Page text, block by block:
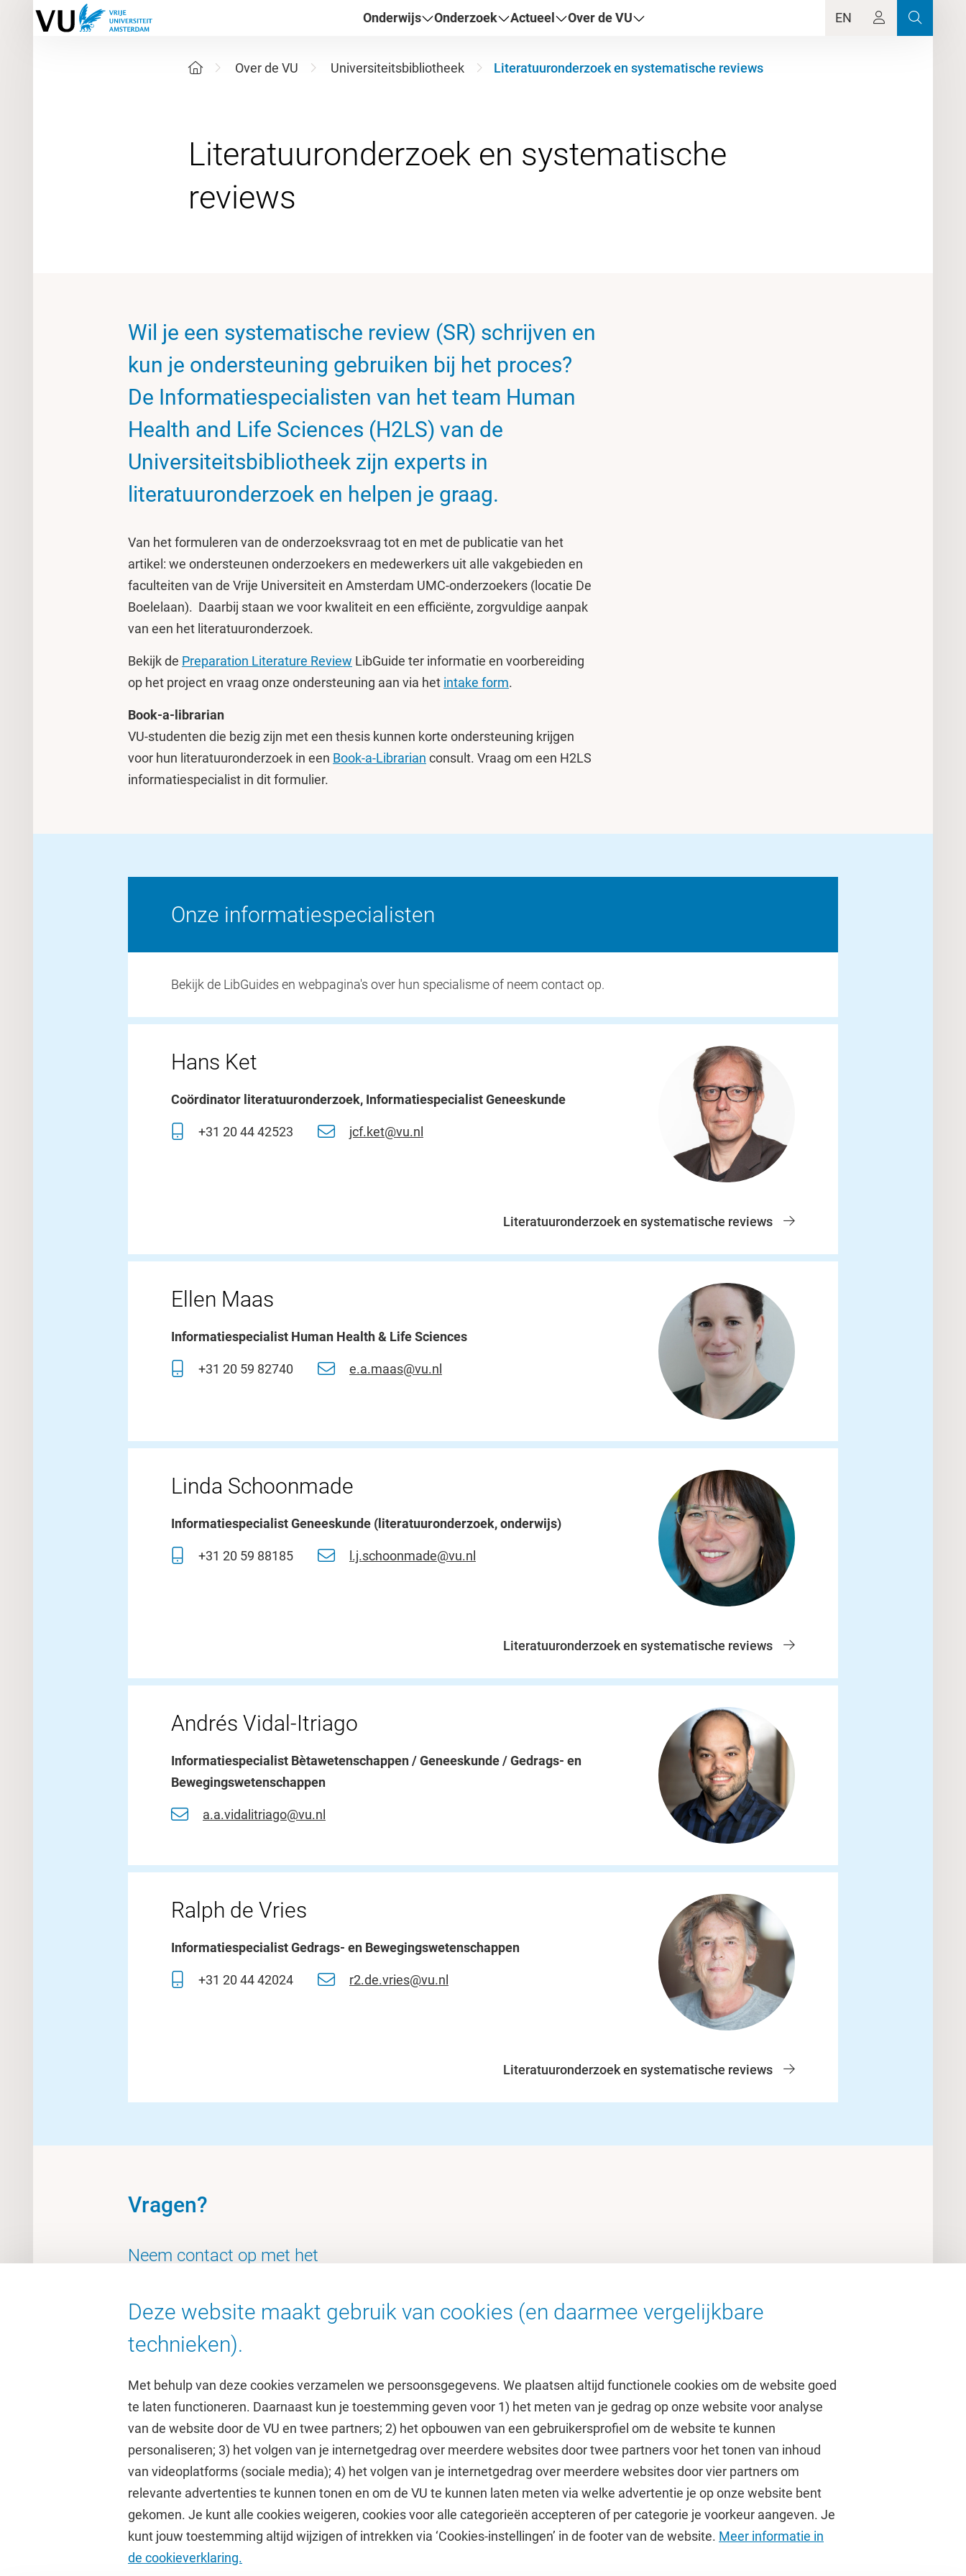
Onderwijs Onderzoek Actueel Over de VU EN
Over de VU Universiteitsbibliotheek Literatuuronderzoek en systematische reviews
Literatuuronderzoek en systematische
Wil je een systematische review (SR) schrijven en
kun je ondersteuning gebruiken bij het proces?
De Informatiespecialisten van het team Human
Health and Life Sciences (H2LS) van de
Universiteitsbibliotheek zijn experts in
literatuuronderzoek en helpen je graag.
Van het formuleren van de onderzoeksvraag tot en met de publicatie van het
artikel: we ondersteunen onderzoekers en medewerkers uit alle vakgebieden en
faculteiten van de Vrije Universiteit en Amsterdam UMC-onderzoekers (locatie De
Boelelaan). Daarbij staan we voor kwaliteit en een efficiënte, zorgvuldige aanpak
van een het literatuuronderzoek.
Bekijk de Preparation Literature Review LibGuide ter informatie en voorbereiding
op het project en vraag onze ondersteuning aan via het intake form.
Book-a-librarian
VU-studenten die bezig zijn met een thesis kunnen korte ondersteuning krijgen
voor hun literatuuronderzoek in een Book-a-Librarian consult. Vraag om een H2LS
informatiespecialist in dit formulier.
Onze informatiespecialisten
Bekijk de LibGuides en webpagina's over hun specialisme of neem contact op.
Hans Ket
Coördinator literatuuronderzoek, Informatiespecialist Geneeskunde
+31 20 44 42523 jcf.ket@vu.nl
Literatuuronderzoek en systematische reviews
Ellen Maas
Informatiespecialist Human Health & Life Sciences
+31 20 59 82740 e.a.maas@vu.nl
Linda Schoonmade
Informatiespecialist Geneeskunde (literatuuronderzoek, onderwijs)
+31 20 59 88185 l.j.schoonmade@vu.nl
Literatuuronderzoek en systematische reviews
Andrés Vidal-Itriago
Informatiespecialist Bètawetenschappen / Geneeskunde / Gedrags- en
Bewegingswetenschappen
a.a.vidalitriago@vu.nl
Ralph de Vries
Informatiespecialist Gedrags- en Bewegingswetenschappen
+31 20 44 42024 r2.de.vries@vu.nl
Literatuuronderzoek en systematische reviews
Vragen?
Neem contact op met het
mics.ub@vu.nl
Deze website maakt gebruik van cookies (en daarmee vergelijkbare
technieken).
Met behulp van deze cookies verzamelen we persoonsgegevens. We plaatsen altijd functionele cookies om de website goed
te laten functioneren. Daarnaast kun je toestemming geven voor 1) het meten van je gedrag op onze website voor analyse
van de website door de VU en twee partners; 2) het opbouwen van een gebruikersprofiel om de website te kunnen
personaliseren; 3) het volgen van je internetgedrag over meerdere websites door twee partners voor het tonen van inhoud
van videoplatforms (sociale media); 4) het volgen van je internetgedrag over meerdere websites door vier partners om
relevante advertenties te kunnen tonen en om de VU te kunnen laten meten via welke advertentie je op onze website bent
gekomen. Je kunt alle cookies weigeren, cookies voor alle categorieën accepteren of per categorie je voorkeur aangeven. Je
kunt jouw toestemming altijd wijzigen of intrekken via ‘Cookies-instellingen’ in de footer van de website. Meer informatie in
de cookieverklaring.
Direct naar
Cultuur op de campus
Universiteitsbibliotheek
Studie
Academische jaarkalender
Studiegids
Uitgelicht
Doneer aan het VUfonds
VU Magazine
Over de VU
Contact en route
Werken bij de VU